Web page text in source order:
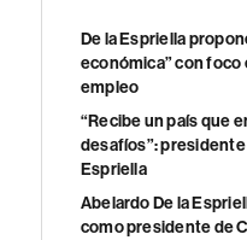
De la Espriella
económica” con
empleo
“Recibe un país que
desafíos”:
Espriella
Abelardo De la
como presidente de